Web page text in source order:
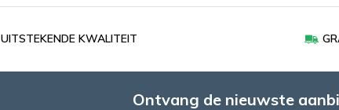
UITSTEKENDE KWALITEIT
Ontvang de nieuwste